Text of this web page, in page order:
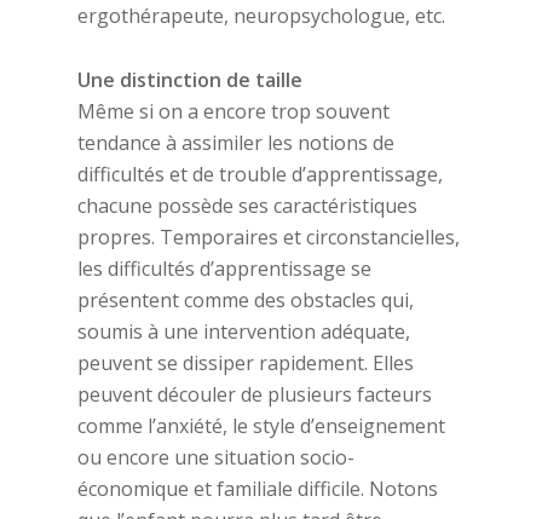
ergothérapeute, neuropsychologue, etc.
Une distinction de taille
Même si on a encore trop souvent
tendance à assimiler les notions de
difficultés et de trouble d’apprentissage,
chacune possède ses caractéristiques
propres. Temporaires et circonstancielles,
les difficultés d’apprentissage se
présentent comme des obstacles qui,
soumis à une intervention adéquate,
peuvent se dissiper rapidement. Elles
peuvent découler de plusieurs facteurs
comme l’anxiété, le style d’enseignement
ou encore une situation socio-
économique et familiale difficile. Notons